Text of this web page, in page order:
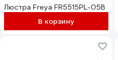
Люстра Freya FR5515PL-05B
В корзину